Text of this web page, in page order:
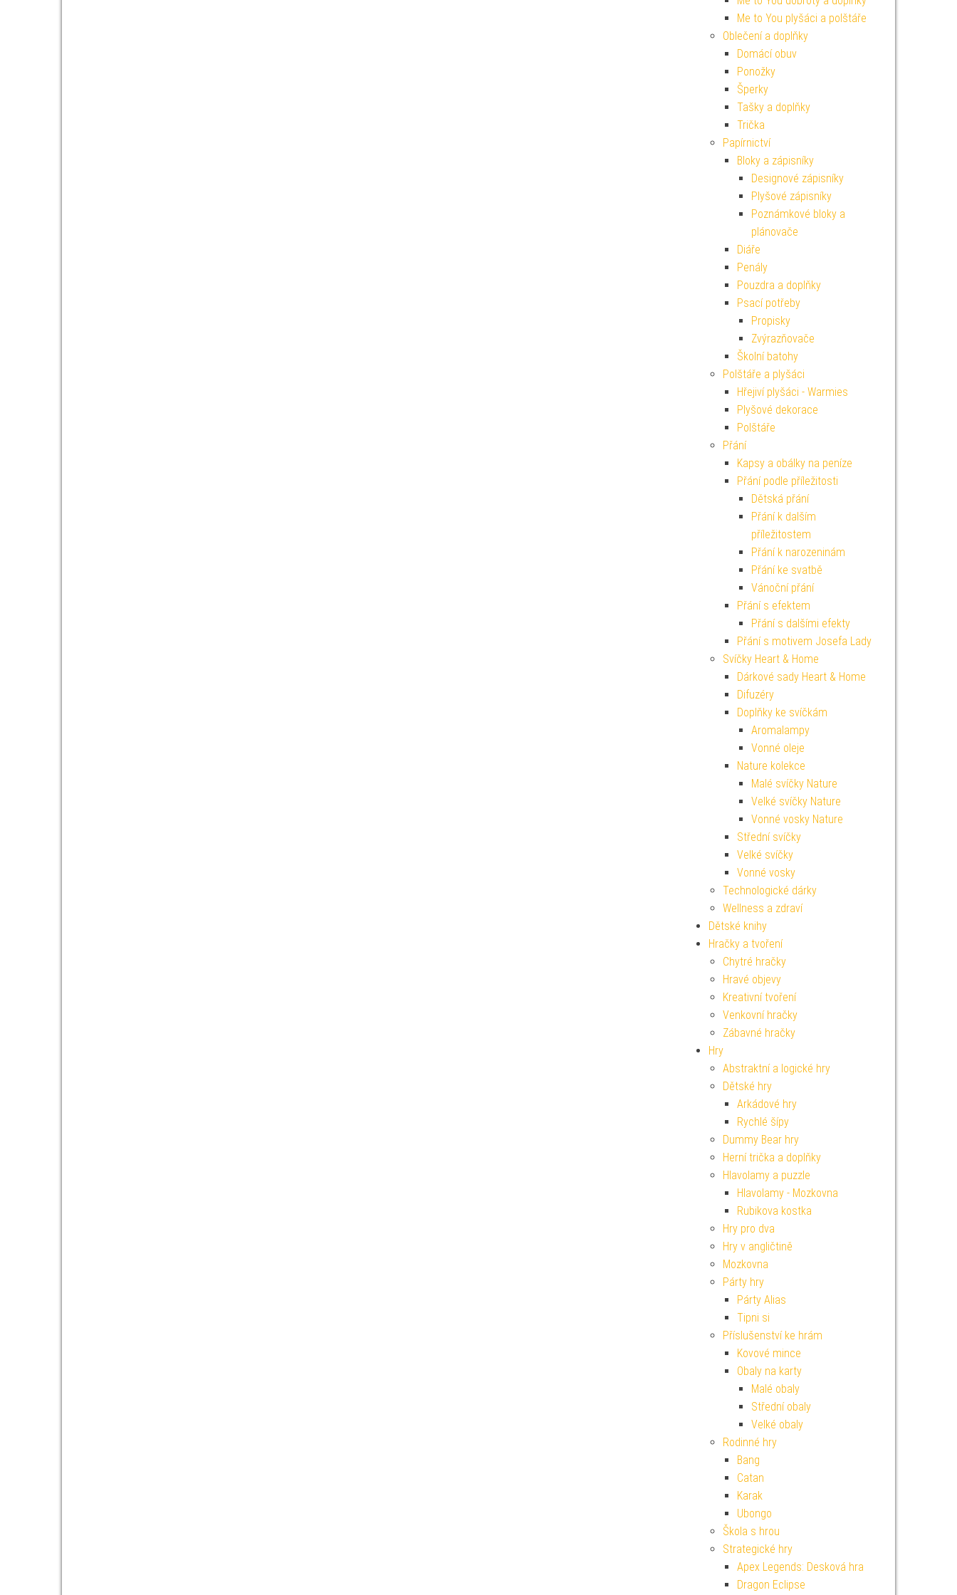
Me to You plyšáci a polštáře
Oblečení a doplňky
Domácí obuv
Ponožky
Šperky
Tašky a doplňky
Trička
Papírnictví
Bloky a zápisníky
Designové zápisníky
Plyšové zápisníky
Poznámkové bloky a
plánovače
Diáře
Penály
Pouzdra a doplňky
Psací potřeby
Propisky
Zvýrazňovače
Školní batohy
Polštáře a plyšáci
Hřejiví plyšáci - Warmies
Plyšové dekorace
Polštáře
Přání
Kapsy a obálky na peníze
Přání podle příležitosti
Dětská přání
Přání k dalším
příležitostem
Přání k narozeninám
Přání ke svatbě
Vánoční přání
Přání s efektem
Přání s dalšími efekty
Přání s motivem Josefa Lady
Svíčky Heart & Home
Dárkové sady Heart & Home
Difuzéry
Doplňky ke svíčkám
Aromalampy
Vonné oleje
Nature kolekce
Malé svíčky Nature
Velké svíčky Nature
Vonné vosky Nature
Střední svíčky
Velké svíčky
Vonné vosky
Technologické dárky
Wellness a zdraví
Dětské knihy
Hračky a tvoření
Chytré hračky
Hravé objevy
Kreativní tvoření
Venkovní hračky
Zábavné hračky
Hry
Abstraktní a logické hry
Dětské hry
Arkádové hry
Rychlé šípy
Dummy Bear hry
Herní trička a doplňky
Hlavolamy a puzzle
Hlavolamy - Mozkovna
Rubikova kostka
Hry pro dva
Hry v angličtině
Mozkovna
Párty hry
Párty Alias
Tipni si
Příslušenství ke hrám
Kovové mince
Obaly na karty
Malé obaly
Střední obaly
Velké obaly
Rodinné hry
Bang
Catan
Karak
Ubongo
Škola s hrou
Strategické hry
Apex Legends: Desková hra
Dragon Eclipse